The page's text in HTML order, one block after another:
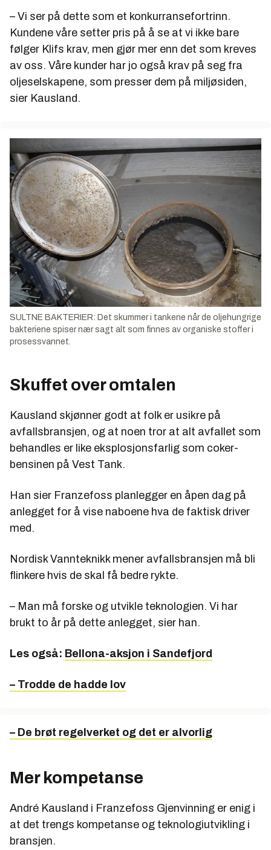
– Vi ser på dette som et konkurransefortrinn.
Kundene våre setter pris på å se at vi ikke bare
følger Klifs krav, men gjør mer enn det som kreves
av oss. Våre kunder har jo også krav på seg fra
oljeselskapene, som presser dem på miljøsiden,
sier Kausland.
SULTNE BAKTERIER: Det skummer i tankene når de oljehungrige
bakteriene spiser nær sagt alt som finnes av organiske stoffer i
prosessvannet.
Skuffet over omtalen
Kausland skjønner godt at folk er usikre på
avfallsbransjen, og at noen tror at alt avfallet som
behandles er like eksplosjonsfarlig som coker-
bensinen på Vest Tank.
Han sier Franzefoss planlegger en åpen dag på
anlegget for å vise naboene hva de faktisk driver
med.
Nordisk Vannteknikk mener avfallsbransjen må bli
flinkere hvis de skal få bedre rykte.
– Man må forske og utvikle teknologien. Vi har
brukt to år på dette anlegget, sier han.
Les også: Bellona-aksjon i Sandefjord
– Trodde de hadde lov
– De brøt regelverket og det er alvorlig
Mer kompetanse
André Kausland i Franzefoss Gjenvinning er enig i
at det trengs kompetanse og teknologiutvikling i
bransjen.